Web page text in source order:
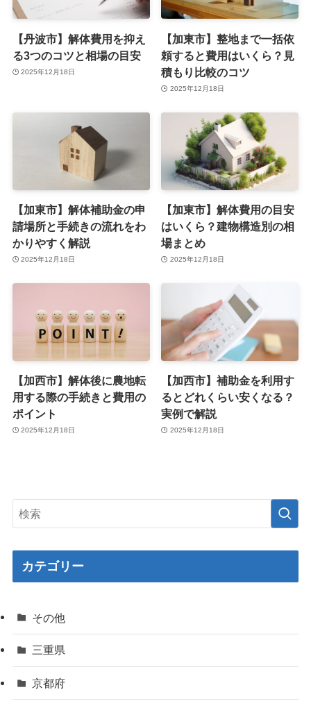
【丹波市】解体費用を抑え
る3つのコツと相場の目安
2025年12月18日
【加東市】整地まで一括依
頼すると費用はいくら？見
積もり比較のコツ
2025年12月18日
【加東市】解体補助金の申
請場所と手続きの流れをわ
かりやすく解説
2025年12月18日
【加東市】解体費用の目安
はいくら？建物構造別の相
場まとめ
2025年12月18日
【加西市】解体後に農地転
用する際の手続きと費用の
ポイント
2025年12月18日
【加西市】補助金を利用す
るとどれくらい安くなる？
実例で解説
2025年12月18日
カテゴリー
その他
三重県
京都府